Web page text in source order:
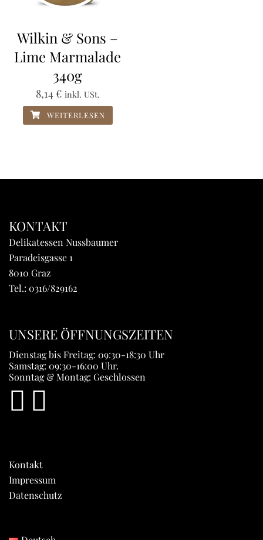
Wilkin & Sons –
Lime Marmalade
340g
8,14€ inkl. USt.
WEITERLESEN
KONTAKT
Delikatessen Nussbaumer
Paradeisgasse 1
8010 Graz
Tel.: 0316/829162
UNSERE ÖFFNUNGSZEITEN
Dienstag bis Freitag: 09:30-18:30 Uhr
Samstag: 09:30-16:00 Uhr.
Sonntag & Montag: Geschlossen
Kontakt
Impressum
Datenschutz